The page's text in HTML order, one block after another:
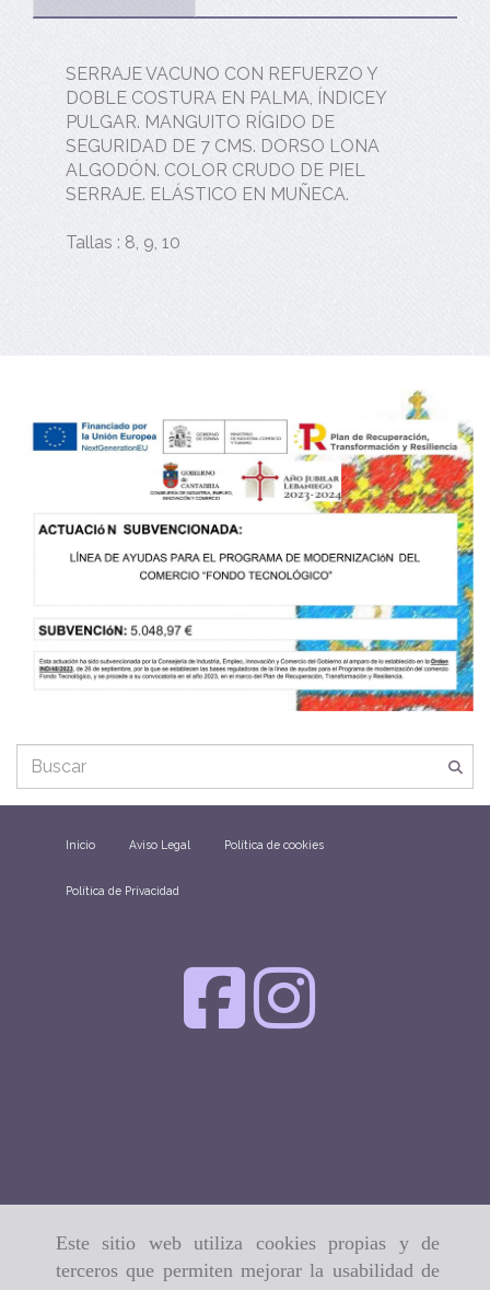
Este sitio web utiliza cookies propias y de
terceros que permiten mejorar la usabilidad de
SERRAJE VACUNO CON REFUERZO Y
DOBLE COSTURA EN PALMA, ÍNDICEY
PULGAR. MANGUITO RÍGIDO DE
SEGURIDAD DE 7 CMS. DORSO LONA
ALGODÓN. COLOR CRUDO DE PIEL
SERRAJE. ELÁSTICO EN MUÑECA.
Tallas : 8, 9, 10
Inicio Aviso Legal Política de cookies
Política de Privacidad